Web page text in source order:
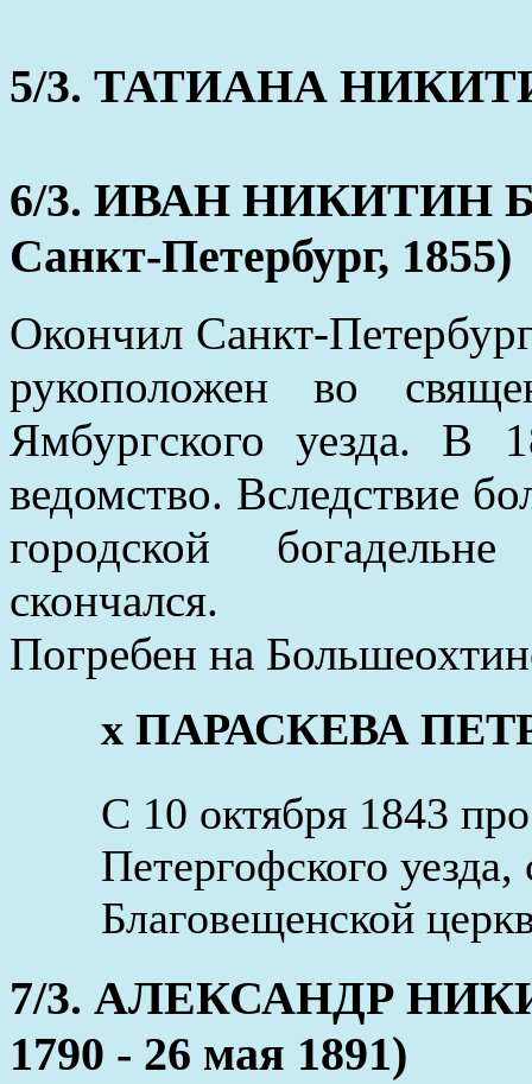
5/3. ТАТИАНА
6/3. ИВАН НИКИТИН
Санкт-Петербург, 1855)
Окончил Санкт-
рукоположен во
Ямбургского уезда. В
ведомство. Вследствие
городской
скончался.
Погребен на
x ПАРАСКЕВА
С 10 октября 1843
Петергофского
Благовещенской
7/3. АЛЕКСАНДР
1790 - 26 мая 1891)